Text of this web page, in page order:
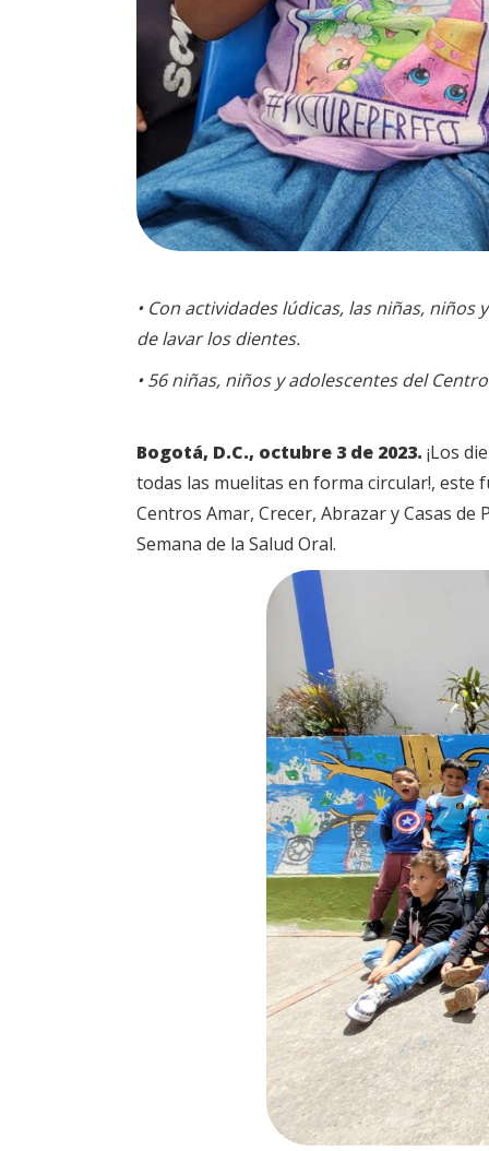
• Con actividades lúdicas, las niñas,
de lavar los dientes.
• 56 niñas, niños y adolescentes del
Bogotá, D.C., octubre 3 de 2023. ¡Los
todas las muelitas en forma circular!, este
Centros Amar, Crecer, Abrazar y Casas
Semana de la Salud Oral.